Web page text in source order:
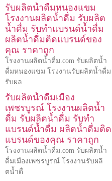
รับผลิตน้ำดื่มหนองแขม
โรงงานผลิตน้ำดื่ม รับผลิต
น้ำดื่ม รับทำแบรนด์น้ำดื่ม
ผลิตน้ำดื่มติดแบรนด์ของ
คุณ ราคาถูก
โรงงานผลิตน้ำดื่ม.com รับผลิตน้ำ
ดื่มหนองแขม โรงงานรับผลิตน้ำดื่ม
รับผล
รับผลิตน้ำดื่มเมือง
เพชรบูรณ์ โรงงานผลิตน้ำ
ดื่ม รับผลิตน้ำดื่ม รับทำ
แบรนด์น้ำดื่ม ผลิตน้ำดื่มติด
แบรนด์ของคุณ ราคาถูก
โรงงานผลิตน้ำดื่ม.com รับผลิตน้ำ
ดื่มเมืองเพชรบูรณ์ โรงงานรับผลิ
ตน้ำดื่